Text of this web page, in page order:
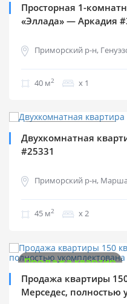
Просторная 1-
«Эллада» — Аркадия
Приморский р-н,
40 м2 х 1
Двухкомнатная
#25331
Приморский р-н,
45 м2 х 2
Продажа квартир
Продажа квартиры
Мерседес, полностью